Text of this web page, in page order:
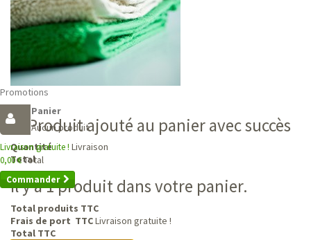
Promotions
Panier
Aucun produit
Livraison gratuite ! Livraison
0,00 €Total
Commander
Produit ajouté au panier avec succès
Quantité
Total
Il y a 1 produit dans votre panier.
Total produits TTC
Frais de port TTCLivraison gratuite !
Total TTC